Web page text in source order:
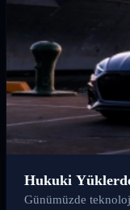
Hukuki
Günümüzde